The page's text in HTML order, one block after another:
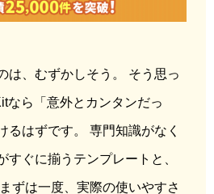
は、むずかしそう。 そう思っ
なら「意外とカンタンだっ
るはずです。 専門知識がなく
すぐに揃うテンプレートと、
ずは一度、実際の使いやすさ